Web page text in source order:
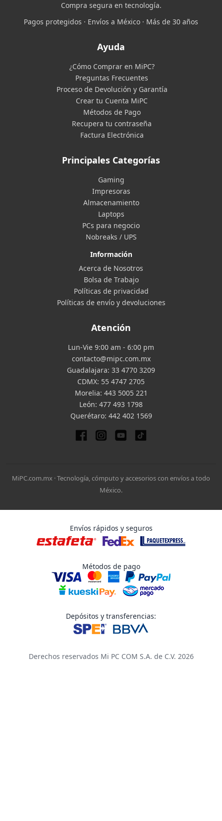
Compra segura en tecnología.
Pagos protegidos · Envíos a México · Más de 30 años
Ayuda
¿Cómo Comprar en MiPC?
Preguntas Frecuentes
Proceso de Devolución y Garantía
Crear tu Cuenta MiPC
Métodos de Pago
Recupera tu contraseña
Factura Electrónica
Principales Categorías
Gaming
Impresoras
Almacenamiento
Laptops
PCs para negocio
Nobreaks / UPS
Información
Acerca de Nosotros
Bolsa de Trabajo
Políticas de privacidad
Políticas de envío y devoluciones
Atención
Lun-Vie 9:00 am - 6:00 pm
contacto@mipc.com.mx
Guadalajara: 33 4770 3209
CDMX: 55 4747 2705
Morelia: 443 5005 221
León: 477 493 1798
Querétaro: 442 402 1569
MiPC.com.mx · Tecnología, cómputo y accesorios con envíos a todo
México.
Envíos rápidos y seguros
Métodos de pago
Depósitos y transferencias:
Derechos reservados Mi PC COM S.A. de C.V. 2026